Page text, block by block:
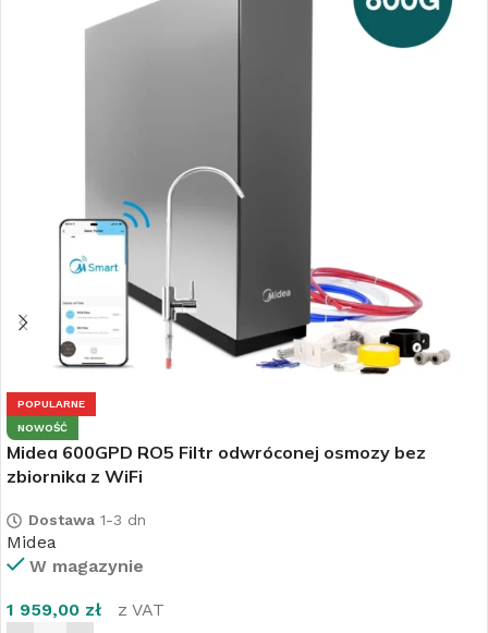
POPULARNE
NOWOŚĆ
Midea 600GPD RO5 Filtr odwróconej osmozy bez
zbiornika z WiFi
Dostawa 1-3 dn
Midea
W magazynie
1 959,00 zł z VAT